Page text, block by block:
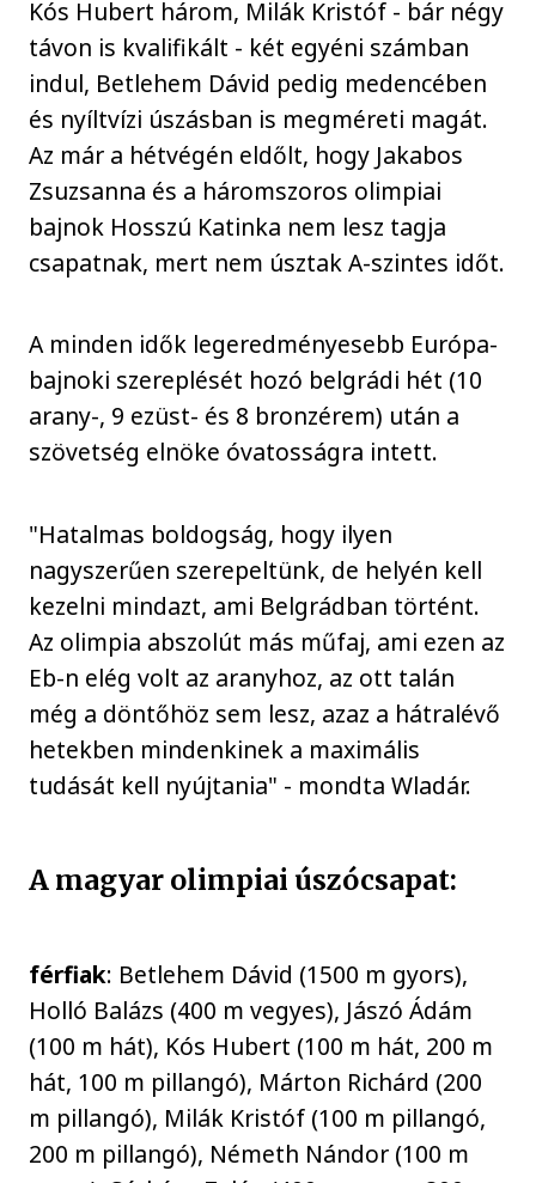
Kós Hubert három, Milák Kristóf - bár négy
távon is kvalifikált - két egyéni számban
indul, Betlehem Dávid pedig medencében
és nyíltvízi úszásban is megméreti magát.
Az már a hétvégén eldőlt, hogy Jakabos
Zsuzsanna és a háromszoros olimpiai
bajnok Hosszú Katinka nem lesz tagja
csapatnak, mert nem úsztak A-szintes időt.
A minden idők legeredményesebb Európa-
bajnoki szereplését hozó belgrádi hét (10
arany-, 9 ezüst- és 8 bronzérem) után a
szövetség elnöke óvatosságra intett.
"Hatalmas boldogság, hogy ilyen
nagyszerűen szerepeltünk, de helyén kell
kezelni mindazt, ami Belgrádban történt.
Az olimpia abszolút más műfaj, ami ezen az
Eb-n elég volt az aranyhoz, az ott talán
még a döntőhöz sem lesz, azaz a hátralévő
hetekben mindenkinek a maximális
tudását kell nyújtania" - mondta Wladár.
A magyar olimpiai úszócsapat:
férfiak: Betlehem Dávid (1500 m gyors),
Holló Balázs (400 m vegyes), Jászó Ádám
(100 m hát), Kós Hubert (100 m hát, 200 m
hát, 100 m pillangó), Márton Richárd (200
m pillangó), Milák Kristóf (100 m pillangó,
200 m pillangó), Németh Nándor (100 m